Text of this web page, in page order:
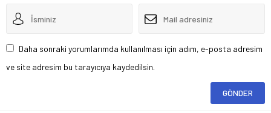
Daha sonraki yorumlarımda kullanılması için adım, e-posta adresim
ve site adresim bu tarayıcıya kaydedilsin.